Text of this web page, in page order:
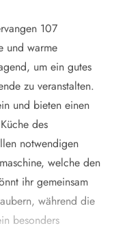
107
und warme
um ein gutes
zu veranstalten.
und bieten einen
des
notwendigen
welche den
ihr gemeinsam
während die
besonders